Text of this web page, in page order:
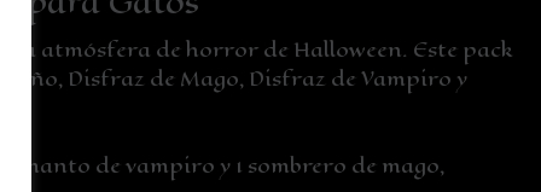
la atmósfera de horror de Halloween. Este pack
Disfraz de Mago, Disfraz de Vampiro y
manto de vampiro y 1 sombrero de mago,